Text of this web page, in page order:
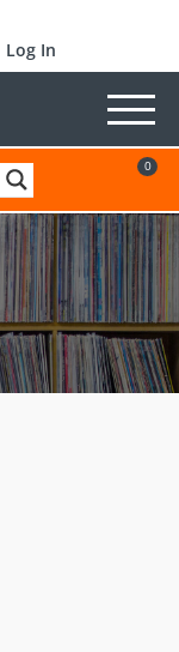
Log In
0